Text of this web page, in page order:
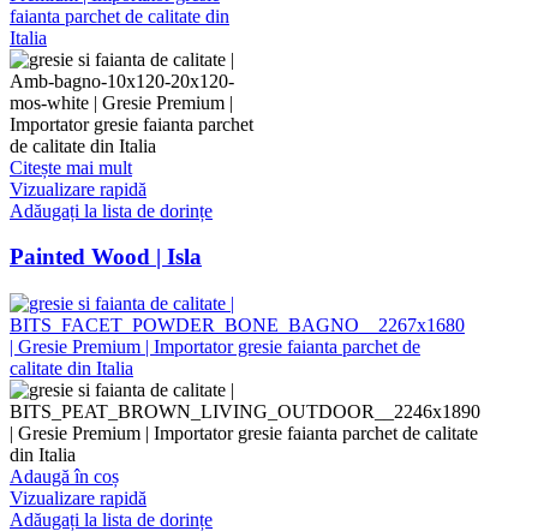
Citește mai mult
Vizualizare rapidă
Adăugați la lista de dorințe
Painted Wood | Isla
Adaugă în coș
Vizualizare rapidă
Adăugați la lista de dorințe